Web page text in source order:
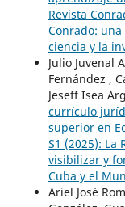
Revista
Conrado:
ciencia y la
Julio Juvenal
Fernández ,
Jeseff Isea
currículo
superior en
S1 (2025): La
visibilizar y
Cuba y el
Ariel José